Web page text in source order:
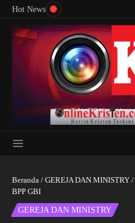
Lewati ke konten
Hot News
Beranda / GEREJA DAN MINISTRY /
BPP GBI
GEREJA DAN MINISTRY